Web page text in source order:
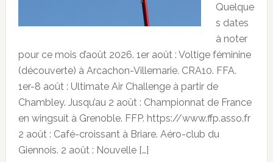
Quelque
s dates
à noter
pour ce mois d’août 2026. 1er août : Voltige féminine
(découverte) à Arcachon-Villemarie. CRA10. FFA.
1er-8 août : Ultimate Air Challenge à partir de
Chambley. Jusqu’au 2 août : Championnat de France
en wingsuit à Grenoble. FFP. https://www.ffp.asso.fr
2 août : Café-croissant à Briare. Aéro-club du
Giennois. 2 août : Nouvelle […]